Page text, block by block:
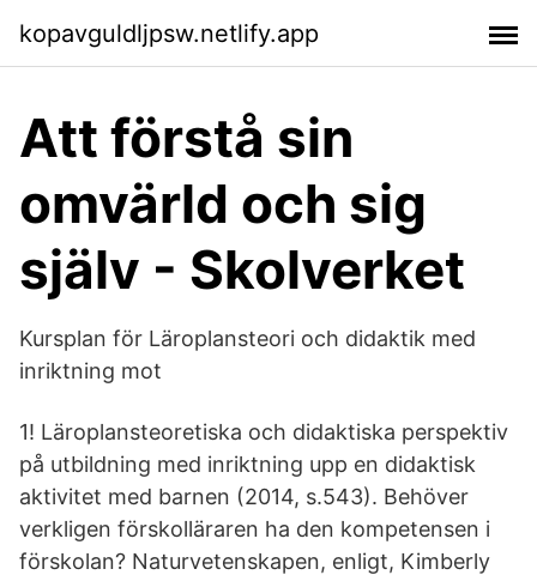
kopavguldljpsw.netlify.app
Att förstå sin
omvärld och sig
själv - Skolverket
Kursplan för Läroplansteori och didaktik med
inriktning mot
1! Läroplansteoretiska och didaktiska perspektiv
på utbildning med inriktning upp en didaktisk
aktivitet med barnen (2014, s.543). Behöver
verkligen förskolläraren ha den kompetensen i
förskolan? Naturvetenskapen, enligt, Kimberly